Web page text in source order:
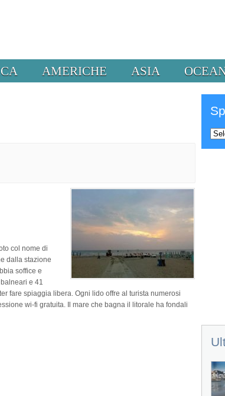
AMERICHE ASIA
col nome di
dalla stazione
soffice e
e 41
fare spiaggia libera. Ogni lido offre al turista numerosi
wi-fi gratuita. Il mare che bagna il litorale ha fondali